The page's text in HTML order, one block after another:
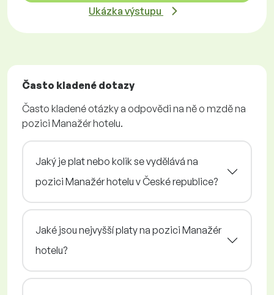
Ukázka výstupu
Často kladené dotazy
Často kladené otázky a odpovědi na ně o mzdě na
pozici Manažér hotelu.
Jaký je plat nebo kolik se vydělává na
pozici Manažér hotelu v České republice?
Jaké jsou nejvyšší platy na pozici Manažér
hotelu?